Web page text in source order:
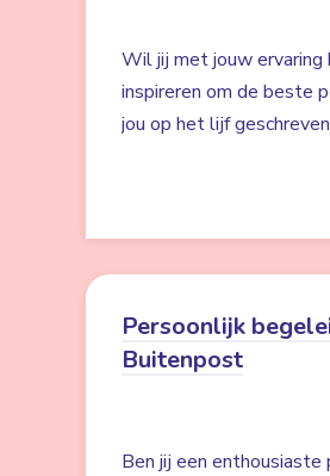
Wil jij met jouw ervaring
inspireren om de beste
jou op het lijf
Persoonlijk
Buitenpost
Ben jij een